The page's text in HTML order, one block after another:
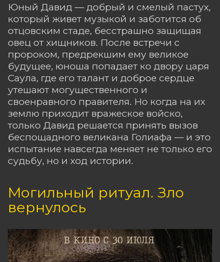
Юный Давид — добрый и смелый пастух,
который живет музыкой и заботится об
отцовским стаде, бесстрашно защищая
овец от хищников. После встречи с
пророком, предрекшим ему великое
будущее, юноша попадает ко двору царя
Саула, где его талант и доброе сердце
утешают могущественного и
своенравного правителя. Но когда на их
землю приходит вражеское войско,
только Давид решается принять вызов
беспощадного великана Голиафа — и это
испытание навсегда меняет не только его
судьбу, но и ход истории.
Могильный ритуал. Зло
вернулось